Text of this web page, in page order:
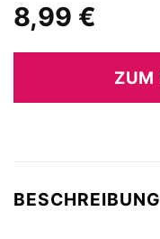
8,99 €
ZUM
BESCHREIBUNG